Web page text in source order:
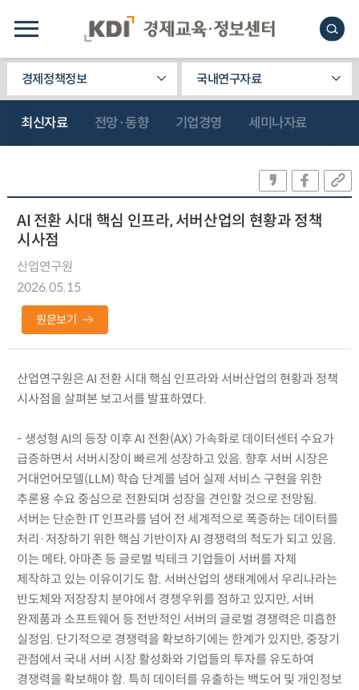
경제정책정보 국내연구자료
최신자료 전망·동향 기업경영 세미나자료
AI 전환 시대 핵심 인프라, 서버산업의 현황과 정책
시사점
산업연구원
2026.05.15
원문보기
산업연구원은 AI 전환 시대 핵심 인프라와 서버산업의 현황과 정책
시사점을 살펴본 보고서를 발표하였다.
- 생성형 AI의 등장 이후 AI 전환(AX) 가속화로 데이터센터 수요가
급증하면서 서버시장이 빠르게 성장하고 있음. 향후 서버 시장은
거대언어모델(LLM) 학습 단계를 넘어 실제 서비스 구현을 위한
추론용 수요 중심으로 전환되며 성장을 견인할 것으로 전망됨.
서버는 단순한 IT 인프라를 넘어 전 세계적으로 폭증하는 데이터를
처리·저장하기 위한 핵심 기반이자 AI 경쟁력의 척도가 되고 있음.
이는 메타, 아마존 등 글로벌 빅테크 기업들이 서버를 자체
제작하고 있는 이유이기도 함. 서버산업의 생태계에서 우리나라는
반도체와 저장장치 분야에서 경쟁우위를 점하고 있지만, 서버
완제품과 소프트웨어 등 전반적인 서버의 글로벌 경쟁력은 미흡한
실정임. 단기적으로 경쟁력을 확보하기에는 한계가 있지만, 중장기
관점에서 국내 서버 시장 활성화와 기업들의 투자를 유도하여
경쟁력을 확보해야 함. 특히 데이터를 유출하는 백도어 및 개인정보